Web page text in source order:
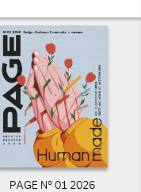
PAGE N° 01 2026